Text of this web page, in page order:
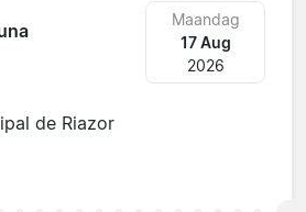
Maandag
17 Aug
2026
de Riazor